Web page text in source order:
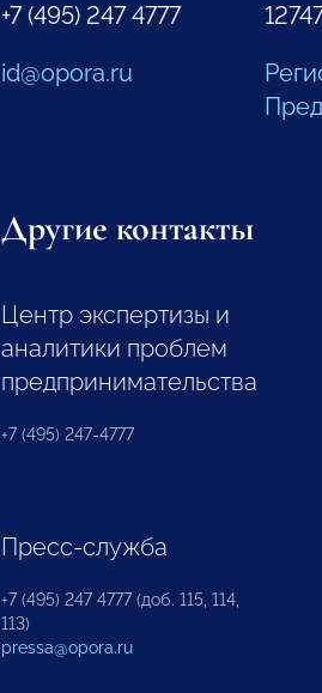
+7 (495) 247 4777
id@opora.ru
Другие контакты
Центр экспертизы и
аналитики проблем
предпринимательства
+7 (495) 247-4777
Пресс-служба
+7 (495) 247 4777 (доб. 115, 114,
113)
pressa@opora.ru